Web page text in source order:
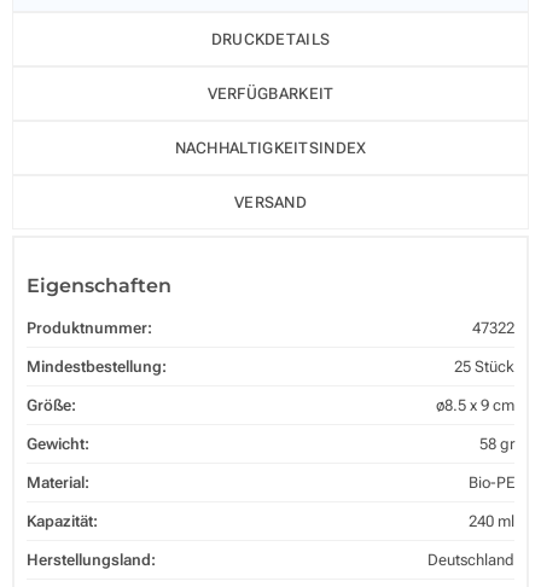
DRUCKDETAILS
VERFÜGBARKEIT
NACHHALTIGKEITSINDEX
VERSAND
Eigenschaften
Produktnummer: 47322
Mindestbestellung: 25 Stück
Größe: ø8.5 x 9 cm
Gewicht: 58 gr
Material: Bio-PE
Kapazität: 240 ml
Herstellungsland: Deutschland